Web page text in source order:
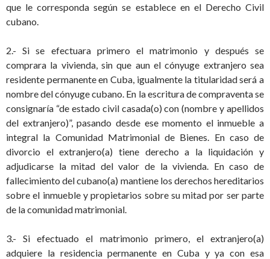
que le corresponda según se establece en el Derecho Civil
cubano.
2.- Si se efectuara primero el matrimonio y después se
comprara la vivienda, sin que aun el cónyuge extranjero sea
residente permanente en Cuba, igualmente la titularidad será a
nombre del cónyuge cubano. En la escritura de compraventa se
consignaría “de estado civil casada(o) con (nombre y apellidos
del extranjero)”, pasando desde ese momento el inmueble a
integral la Comunidad Matrimonial de Bienes. En caso de
divorcio el extranjero(a) tiene derecho a la liquidación y
adjudicarse la mitad del valor de la vivienda. En caso de
fallecimiento del cubano(a) mantiene los derechos hereditarios
sobre el inmueble y propietarios sobre su mitad por ser parte
de la comunidad matrimonial.
3.- Si efectuado el matrimonio primero, el extranjero(a)
adquiere la residencia permanente en Cuba y ya con esa